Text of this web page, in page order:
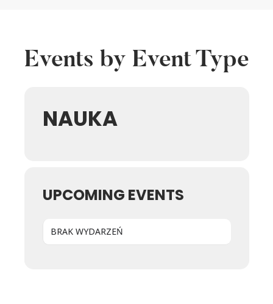
Events by Event Type
NAUKA
UPCOMING EVENTS
BRAK WYDARZEŃ